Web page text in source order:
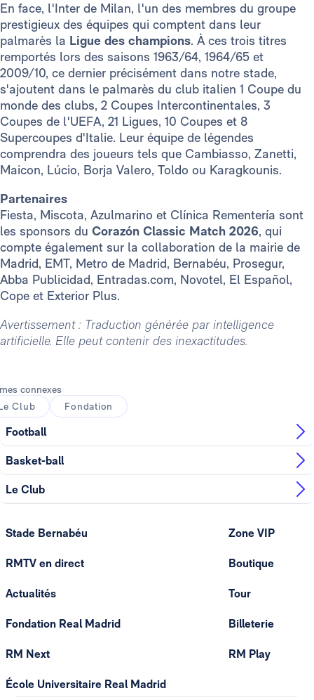
En face, l'Inter de Milan, l'un des membres du groupe
prestigieux des équipes qui comptent dans leur
palmarès la Ligue des champions. À ces trois titres
remportés lors des saisons 1963/64, 1964/65 et
2009/10, ce dernier précisément dans notre stade,
s'ajoutent dans le palmarès du club italien 1 Coupe du
monde des clubs, 2 Coupes Intercontinentales, 3
Coupes de l'UEFA, 21 Ligues, 10 Coupes et 8
Supercoupes d'Italie. Leur équipe de légendes
comprendra des joueurs tels que Cambiasso, Zanetti,
Maicon, Lúcio, Borja Valero, Toldo ou Karagkounis.
Partenaires
Fiesta, Miscota, Azulmarino et Clínica Rementería sont
les sponsors du Corazón Classic Match 2026, qui
compte également sur la collaboration de la mairie de
Madrid, EMT, Metro de Madrid, Bernabéu, Prosegur,
Abba Publicidad, Entradas.com, Novotel, El Español,
Cope et Exterior Plus.
Avertissement : Traduction générée par intelligence
artificielle. Elle peut contenir des inexactitudes.
connexes
Club
Fondation
Football
Basket-ball
Le Club
Stade Bernabéu
RMTV en direct
Actualités
Fondation Real Madrid
RM Next
École Universitaire Real Madrid
Zone VIP
Boutique
Tour
Billeterie
RM Play